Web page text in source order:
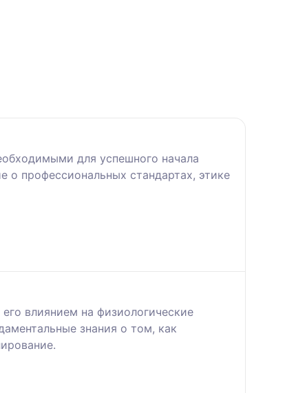
для успешного начала
о профессиональных стандартах, этике
влиянием на физиологические
знания о том, как